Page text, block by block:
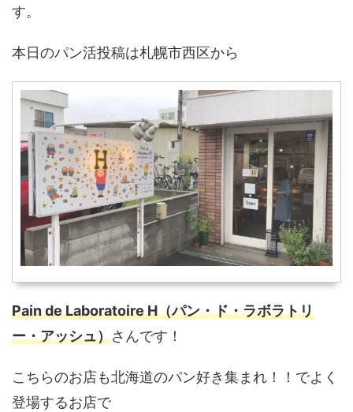
す。
本日のパン活投稿は札幌市西区から
Pain de Laboratoire H（パン・ド・ラボラトリ
ー・アッシュ）さんです！
こちらのお店も北海道のパン好き集まれ！！でよく
登場するお店で